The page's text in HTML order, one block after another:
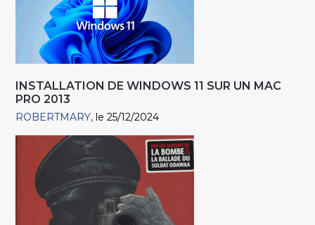
INSTALLATION DE WINDOWS 11 SUR UN MAC
PRO 2013
ROBERTMARY le 25/12/2024